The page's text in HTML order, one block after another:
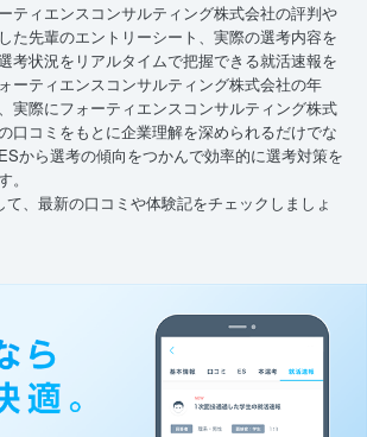
ティエンスコンサルティング株式会社の評判や
た先輩のエントリーシート、実際の選考内容を
考状況をリアルタイムで把握できる就活速報を
ーティエンスコンサルティング株式会社の年
実際にフォーティエンスコンサルティング株式
口コミをもとに企業理解を深められるだけでな
から選考の傾向をつかんで効率的に選考対策を
て、最新の口コミや体験記をチェックしましょ